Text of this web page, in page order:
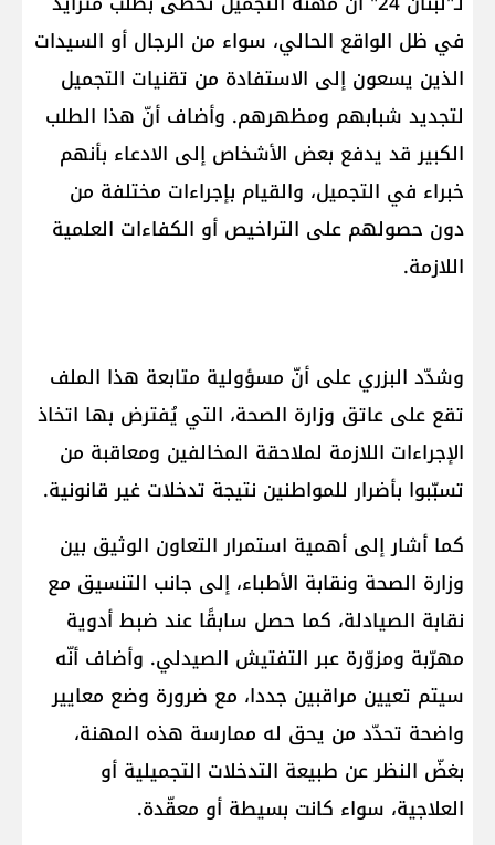
في ظل الواقع الحالي، سواء من الرجال أو السيدات
الذين يسعون إلى الاستفادة من تقنيات التجميل
لتجديد شبابهم ومظهرهم. وأضاف أنّ هذا الطلب
الكبير قد يدفع بعض الأشخاص إلى الادعاء بأنهم
خبراء في التجميل، والقيام بإجراءات مختلفة من
دون حصولهم على التراخيص أو الكفاءات العلمية
اللازمة.
وشدّد البزري على أنّ مسؤولية متابعة هذا الملف
تقع على عاتق وزارة الصحة، التي يُفترض بها اتخاذ
الإجراءات اللازمة لملاحقة المخالفين ومعاقبة من
تسبّبوا بأضرار للمواطنين نتيجة تدخلات غير قانونية.
كما أشار إلى أهمية استمرار التعاون الوثيق بين
وزارة الصحة ونقابة الأطباء، إلى جانب التنسيق مع
نقابة الصيادلة، كما حصل سابقًا عند ضبط أدوية
مهرّبة ومزوّرة عبر التفتيش الصيدلي. وأضاف أنّه
سيتم تعيين مراقبين جددا، مع ضرورة وضع معايير
واضحة تحدّد من يحق له ممارسة هذه المهنة،
بغضّ النظر عن طبيعة التدخلات التجميلية أو
العلاجية، سواء كانت بسيطة أو معقّدة.